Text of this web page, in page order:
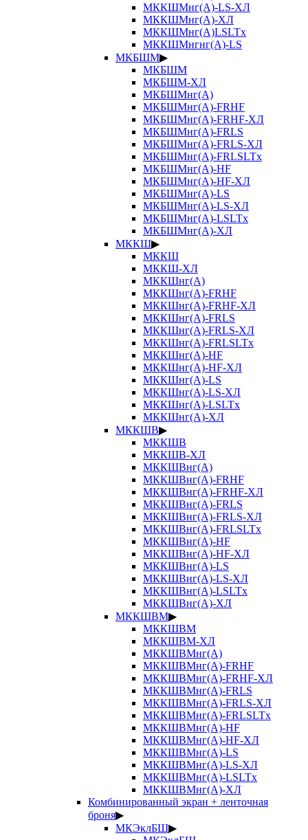
МККШМнг(А)-LS-ХЛ
МККШМнг(А)-ХЛ
МККШМнг(А)LSLTx
МККШМнгнг(А)-LS
МКБШМ▶
МКБШМ
МКБШМ-ХЛ
МКБШМнг(А)
МКБШМнг(А)-FRHF
МКБШМнг(А)-FRHF-ХЛ
МКБШМнг(А)-FRLS
МКБШМнг(А)-FRLS-ХЛ
МКБШМнг(А)-FRLSLTx
МКБШМнг(А)-HF
МКБШМнг(А)-HF-ХЛ
МКБШМнг(А)-LS
МКБШМнг(А)-LS-ХЛ
МКБШМнг(А)-LSLTx
МКБШМнг(А)-ХЛ
МККШ▶
МККШ
МККШ-ХЛ
МККШнг(А)
МККШнг(А)-FRHF
МККШнг(А)-FRHF-ХЛ
МККШнг(А)-FRLS
МККШнг(А)-FRLS-ХЛ
МККШнг(А)-FRLSLTx
МККШнг(А)-HF
МККШнг(А)-HF-ХЛ
МККШнг(А)-LS
МККШнг(А)-LS-ХЛ
МККШнг(А)-LSLTx
МККШнг(А)-ХЛ
МККШВ▶
МККШВ
МККШВ-ХЛ
МККШВнг(А)
МККШВнг(А)-FRHF
МККШВнг(А)-FRHF-ХЛ
МККШВнг(А)-FRLS
МККШВнг(А)-FRLS-ХЛ
МККШВнг(А)-FRLSLTx
МККШВнг(А)-HF
МККШВнг(А)-HF-ХЛ
МККШВнг(А)-LS
МККШВнг(А)-LS-ХЛ
МККШВнг(А)-LSLTx
МККШВнг(А)-ХЛ
МККШВМ▶
МККШВМ
МККШВМ-ХЛ
МККШВМнг(А)
МККШВМнг(А)-FRHF
МККШВМнг(А)-FRHF-ХЛ
МККШВМнг(А)-FRLS
МККШВМнг(А)-FRLS-ХЛ
МККШВМнг(А)-FRLSLTx
МККШВМнг(А)-HF
МККШВМнг(А)-HF-ХЛ
МККШВМнг(А)-LS
МККШВМнг(А)-LS-ХЛ
МККШВМнг(А)-LSLTx
МККШВМнг(А)-ХЛ
Комбинированный экран + ленточная
броня▶
МКЭклБШ▶